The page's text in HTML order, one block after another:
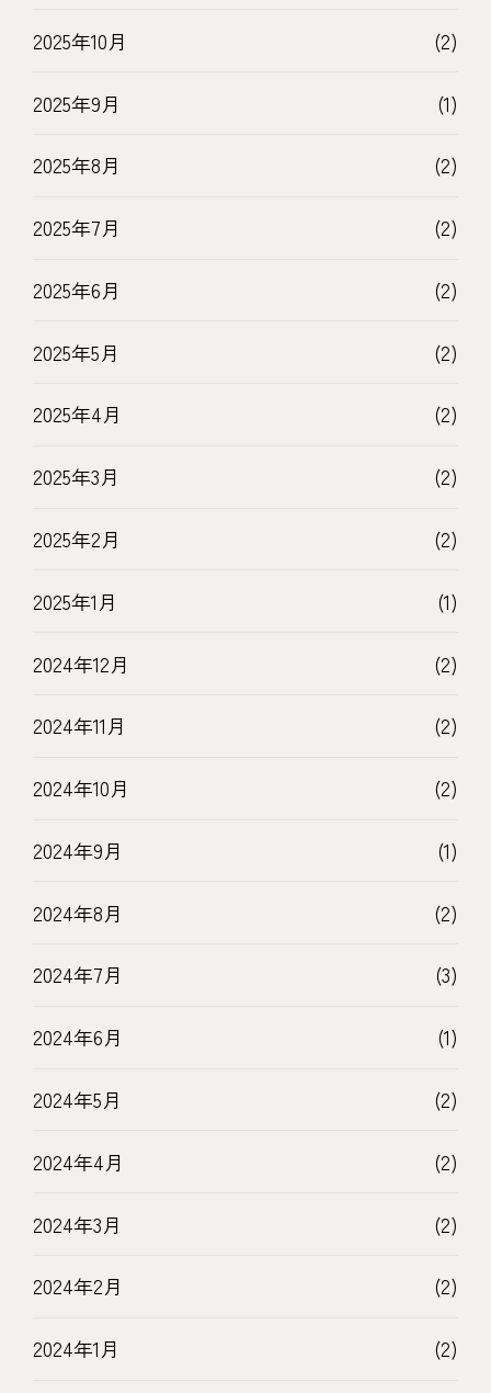
2025年10月 (2)
2025年9月 (1)
2025年8月 (2)
2025年7月 (2)
2025年6月 (2)
2025年5月 (2)
2025年4月 (2)
2025年3月 (2)
2025年2月 (2)
2025年1月 (1)
2024年12月 (2)
2024年11月 (2)
2024年10月 (2)
2024年9月 (1)
2024年8月 (2)
2024年7月 (3)
2024年6月 (1)
2024年5月 (2)
2024年4月 (2)
2024年3月 (2)
2024年2月 (2)
2024年1月 (2)